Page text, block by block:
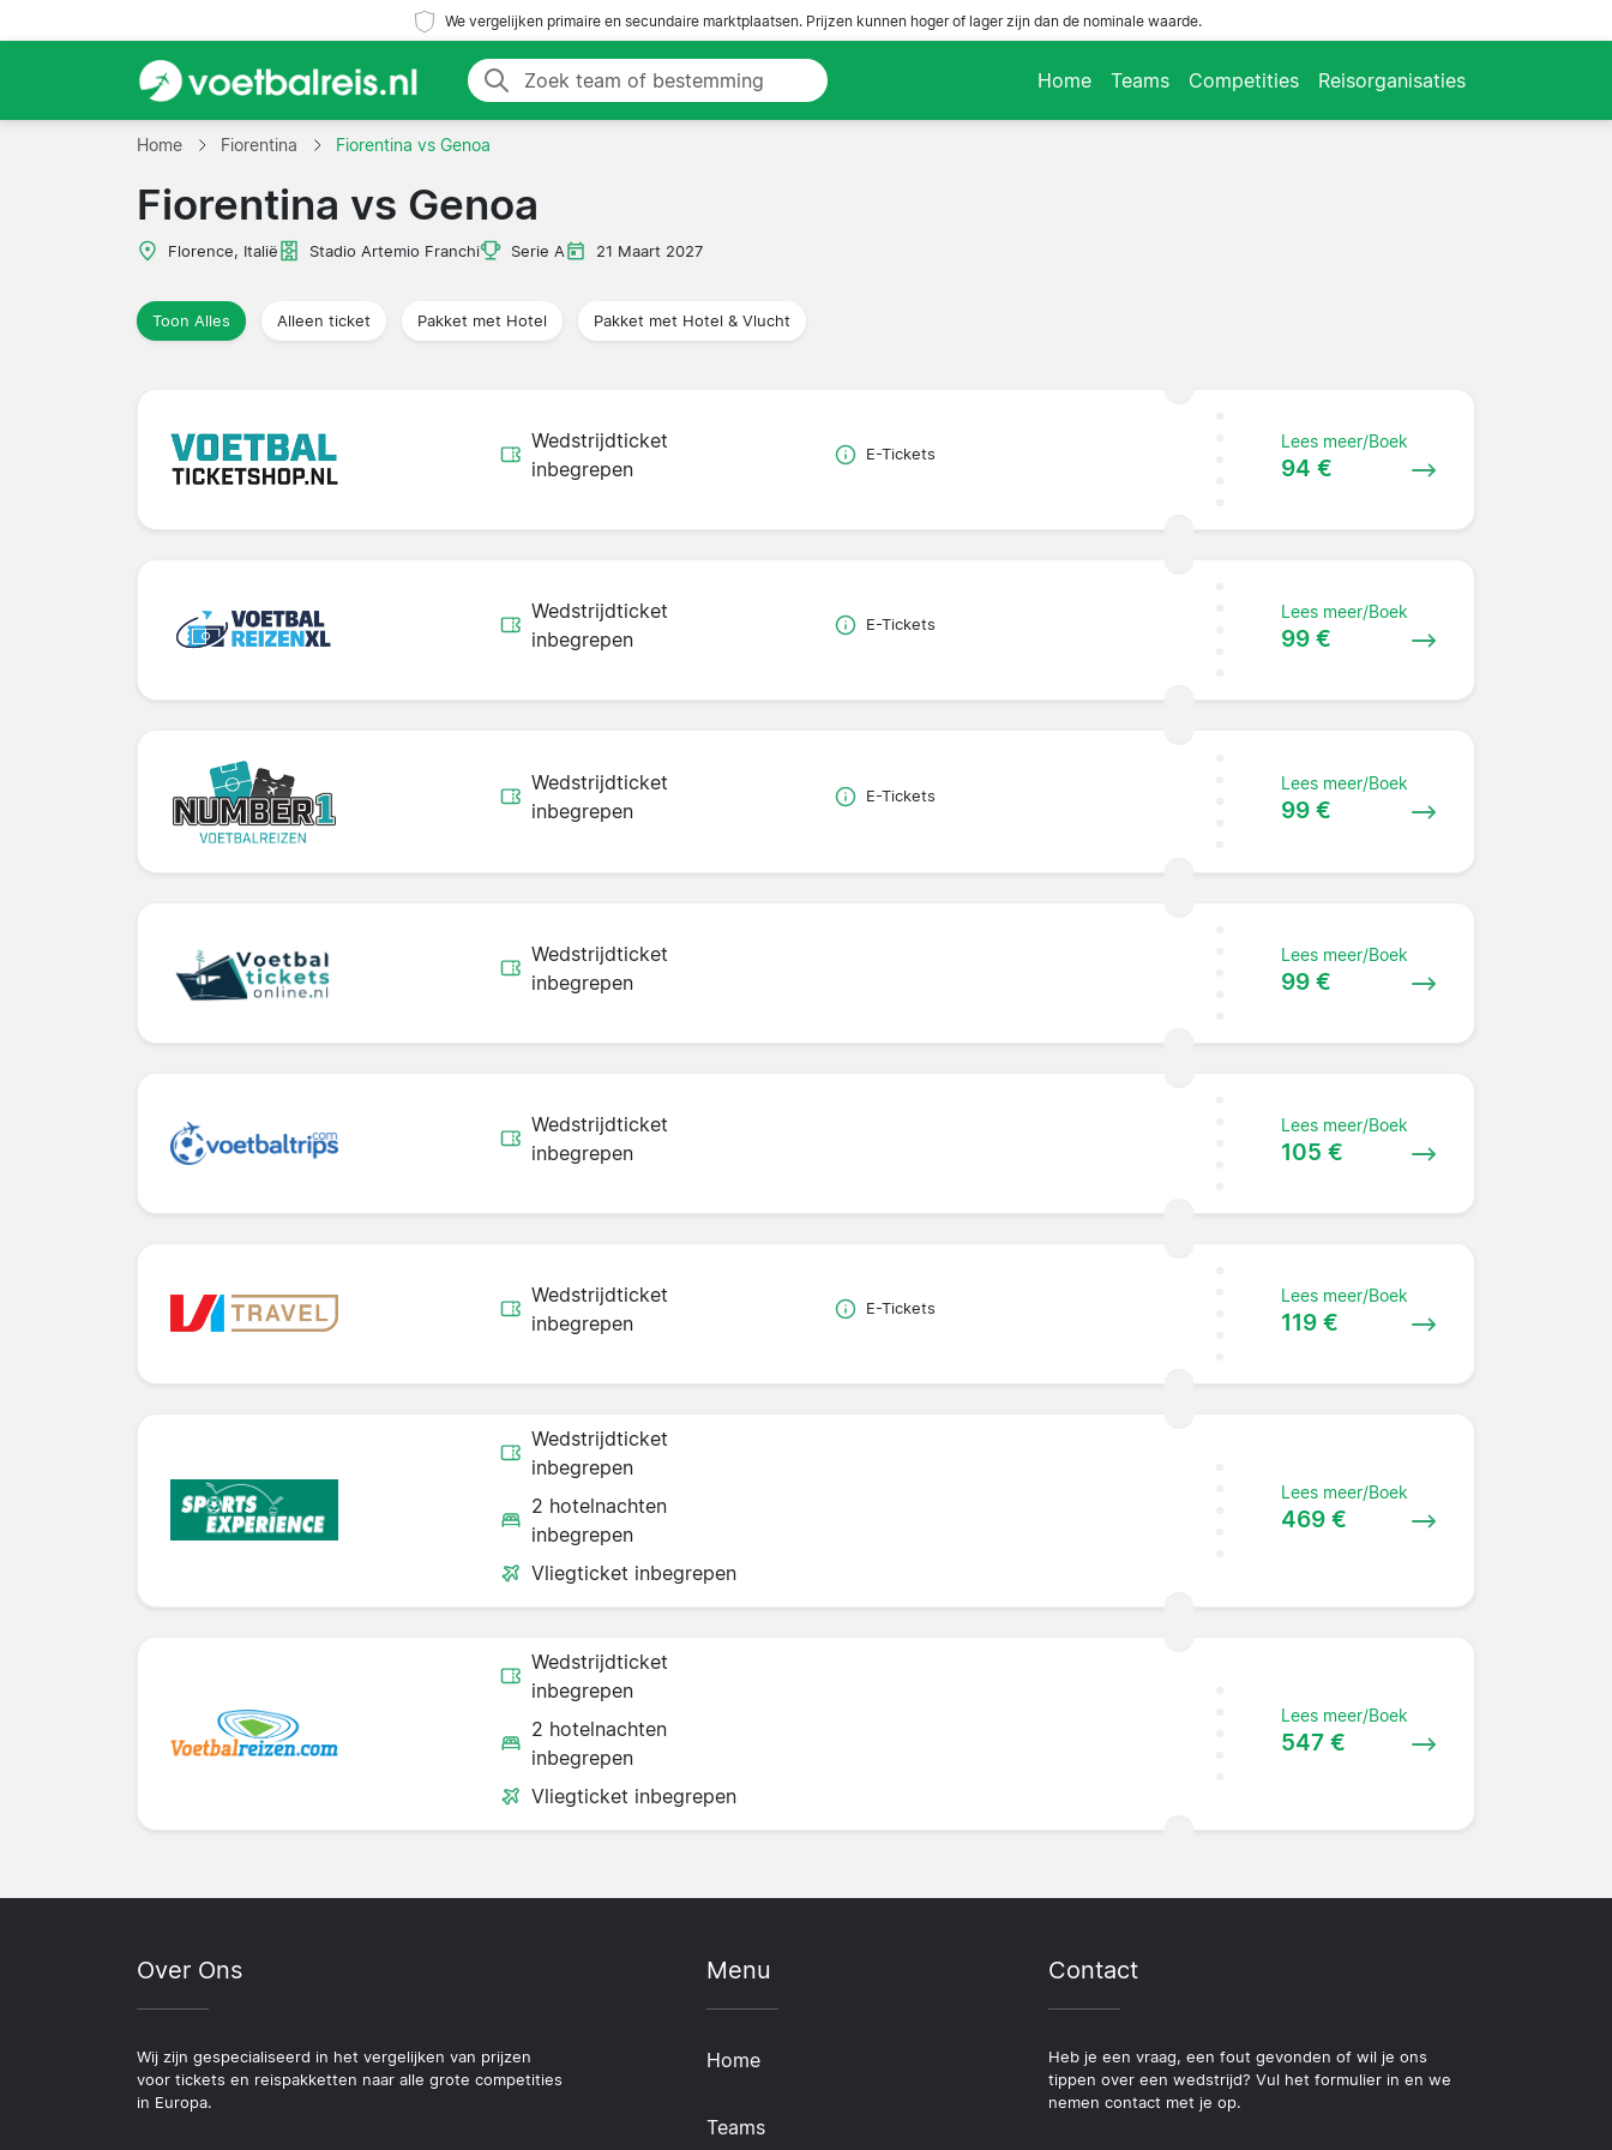
We vergelijken primaire en secundaire marktplaatsen. Prijzen kunnen hoger of lager zijn dan de nominale waarde.
Home Teams Competities Reisorganisaties
Home Fiorentina Fiorentina vs Genoa
Fiorentina vs Genoa
Florence, Italië Stadio Artemio Franchi Serie A 21 Maart 2027
Toon Alles Alleen ticket Pakket met Hotel Pakket met Hotel & Vlucht
Wedstrijdticket
inbegrepen
E-Tickets
Lees meer/Boek
94 €
Wedstrijdticket
inbegrepen
E-Tickets
Lees meer/Boek
99 €
Wedstrijdticket
inbegrepen
E-Tickets
Lees meer/Boek
99 €
Wedstrijdticket
inbegrepen
Lees meer/Boek
99 €
Wedstrijdticket
inbegrepen
Lees meer/Boek
105 €
Wedstrijdticket
inbegrepen
E-Tickets
Lees meer/Boek
119 €
Wedstrijdticket
inbegrepen
2 hotelnachten
inbegrepen
Vliegticket inbegrepen
Lees meer/Boek
469 €
Wedstrijdticket
inbegrepen
2 hotelnachten
inbegrepen
Vliegticket inbegrepen
Lees meer/Boek
547 €
Over Ons
Wij zijn gespecialiseerd in het vergelijken van prijzen
voor tickets en reispakketten naar alle grote competities
in Europa.
Menu
Home
Teams
Contact
Heb je een vraag, een fout gevonden of wil je ons
tippen over een wedstrijd? Vul het formulier in en we
nemen contact met je op.